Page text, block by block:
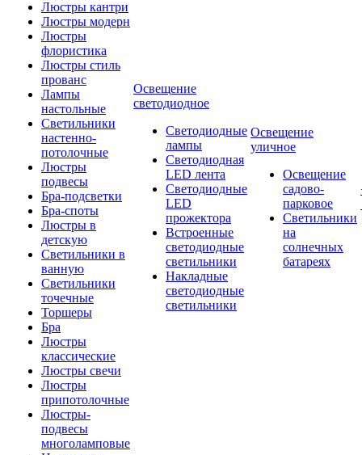
Люстры кантри
Люстры модерн
Люстры
флористика
Люстры стиль
прованс
Лампы
настольные
Светильники
настенно-
потолочные
Люстры
подвесы
Бра-подсветки
Бра-споты
Люстры в
детскую
Светильники в
ванную
Светильники
точечные
Торшеры
Бра
Люстры
классические
Люстры свечи
Люстры
припотолочные
Люстры-
подвесы
многоламповые
Освещение
светодиодное
Светодиодные
лампы
Светодиодная
LED лента
Светодиодные
LED
прожектора
Встроенные
светодиодные
светильники
Накладные
светодиодные
светильники
Освещение
уличное
Освещение
садово-
парковое
Светильники
на
солнечных
батареях